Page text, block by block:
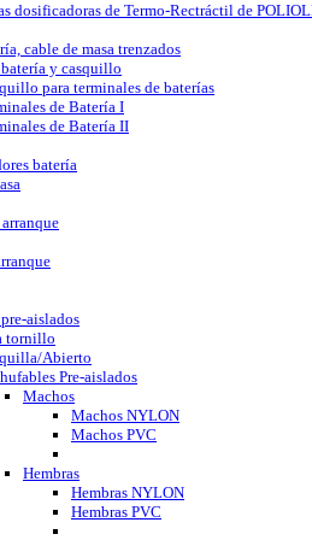
dosificadoras de Termo-Rectráctil de
cable de masa trenzados
y casquillo
para terminales de baterías
de Batería I
de Batería II
batería
aislados
tornillo
Abierto
Pre-aislados
Machos
Machos NYLON
Machos PVC
Hembras
Hembras NYLON
Hembras PVC